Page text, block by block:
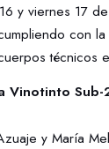
y viernes 17
con
técnicos
Vinotinto Sub-
y María